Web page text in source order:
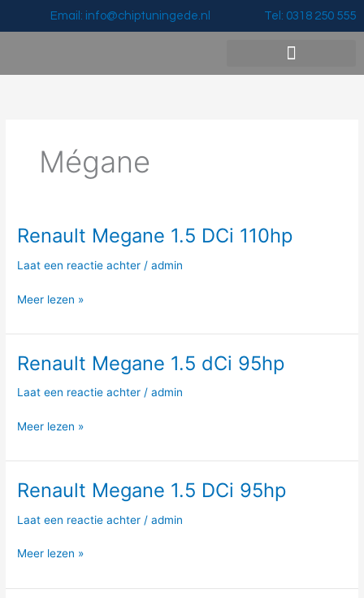
Email: info@chiptuningede.nl Tel: 0318 250 555
Mégane
Renault Megane 1.5 DCi 110hp
Laat een reactie achter /admin
Renault
1.5
110hp
Meer lezen »
Renault Megane 1.5 dCi 95hp
Laat een reactie achter /admin
Renault
1.5
95hp
Meer lezen »
Renault Megane 1.5 DCi 95hp
Laat een reactie achter /admin
Renault
1.5
95hp
Meer lezen »